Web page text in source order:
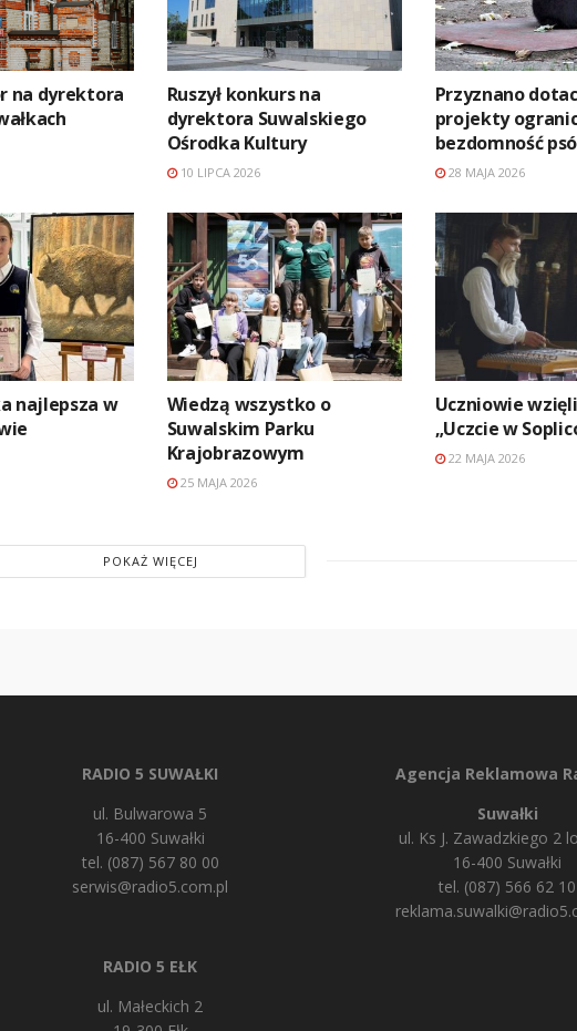
na dyrektora
Ruszył konkurs na
dyrektora Suwalskiego
Ośrodka Kultury
10 LIPCA 2026
Przyznano
projekty
bezdomność
28 MAJA 2026
najlepsza w
Wiedzą wszystko o
Suwalskim Parku
Krajobrazowym
25 MAJA 2026
Uczniowie
„Uczcie w
22 MAJA 2026
POKAŻ WIĘCEJ
RADIO 5 SUWAŁKI
ul. Bulwarowa 5
16-400 Suwałki
tel. (087) 567 80 00
serwis@radio5.com.pl
RADIO 5 EŁK
ul. Małeckich 2
Agencja Reklamowa
Suwałki
ul. Ks J. Zawadzkiego 2
16-400 Suwałki
tel. (087) 566 62 10